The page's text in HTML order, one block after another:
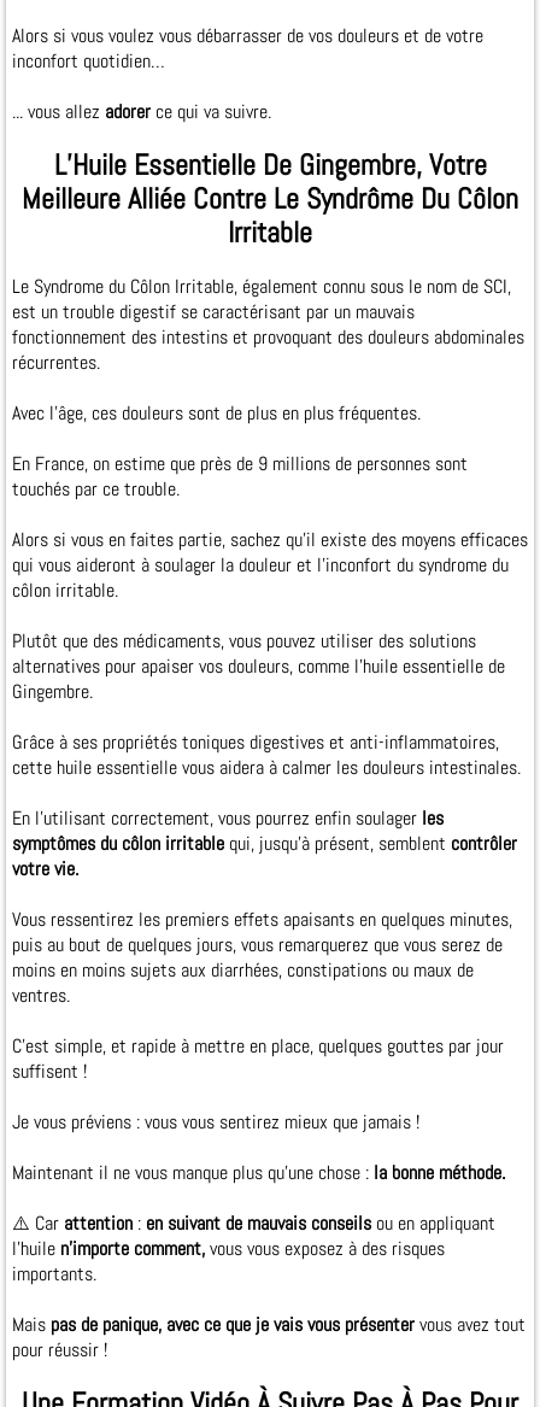
Alors si vous voulez vous débarrasser de vos douleurs et de votre
inconfort quotidien…
... vous allez adorer ce qui va suivre.
L’Huile Essentielle De Gingembre, Votre
Meilleure Alliée Contre Le Syndrôme Du Côlon
Irritable
Le Syndrome du Côlon Irritable, également connu sous le nom de SCI,
est un trouble digestif se caractérisant par un mauvais
fonctionnement des intestins et provoquant des douleurs abdominales
récurrentes.
Avec l’âge, ces douleurs sont de plus en plus fréquentes.
En France, on estime que près de 9 millions de personnes sont
touchés par ce trouble.
Alors si vous en faites partie, sachez qu’il existe des moyens efficaces
qui vous aideront à soulager la douleur et l’inconfort du syndrome du
côlon irritable.
Plutôt que des médicaments, vous pouvez utiliser des solutions
alternatives pour apaiser vos douleurs, comme l’huile essentielle de
Gingembre.
Grâce à ses propriétés toniques digestives et anti-inflammatoires,
cette huile essentielle vous aidera à calmer les douleurs intestinales.
En l’utilisant correctement, vous pourrez enfin soulager les
symptômes du côlon irritable qui, jusqu’à présent, semblent contrôler
votre vie.
Vous ressentirez les premiers effets apaisants en quelques minutes,
puis au bout de quelques jours, vous remarquerez que vous serez de
moins en moins sujets aux diarrhées, constipations ou maux de
ventres.
C'est simple, et rapide à mettre en place, quelques gouttes par jour
suffisent !
Je vous préviens : vous vous sentirez mieux que jamais !
Maintenant il ne vous manque plus qu’une chose : la bonne méthode.
⚠️ Car attention : en suivant de mauvais conseils ou en appliquant
l’huile n’importe comment,vous vous exposez à des risques
importants.
Mais pas de panique, avec ce que je vais vous présentervous avez tout
pour réussir !